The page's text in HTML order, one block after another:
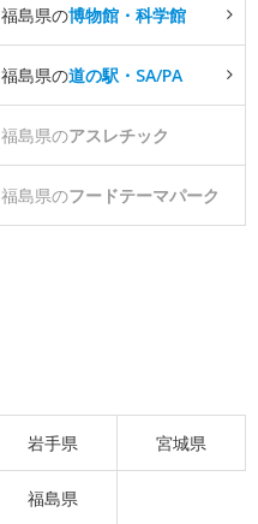
福島県の博物館・科学館
福島県の道の駅・SA/PA
福島県のアスレチック
福島県のフードテーマパーク
岩手県 宮城県
福島県